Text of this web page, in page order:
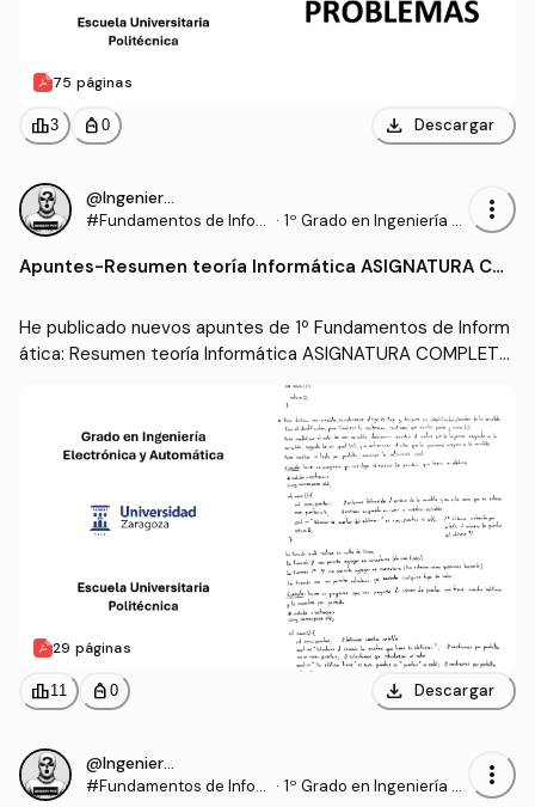
75 páginas
leaderboard3 personal_bag 0 download Descargar
@IngenieroProo
#Fundamentos de Infor
· 1º Grado en Ingeniería El
(UNIZAR)
more_vert
Apuntes-Resumen teoría Informática ASIGNATURA CO
He publicado nuevos apuntes de 1º Fundamentos de Inform
ática: Resumen teoría Informática ASIGNATURA COMPLETA.
29 páginas
leaderboard11 personal_bag 0 download Descargar
@IngenieroProo
#Fundamentos de Infor
· 1º Grado en Ingeniería El
more_vert